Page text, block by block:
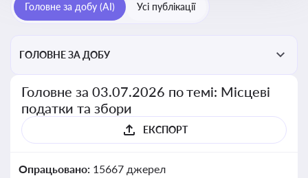
Головне за добу (AI) Усі публікації
ГОЛОВНЕ ЗА ДОБУ
Головне за 03.07.2026 по темі: Місцеві
податки та збори
ЕКСПОРТ
Опрацьовано: 15667 джерел